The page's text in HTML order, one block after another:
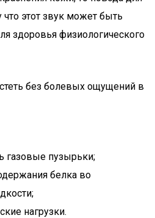
этот звук может быть
здоровья физиологического
без болевых ощущений в
газовые пузырьки;
белка во
нагрузки.